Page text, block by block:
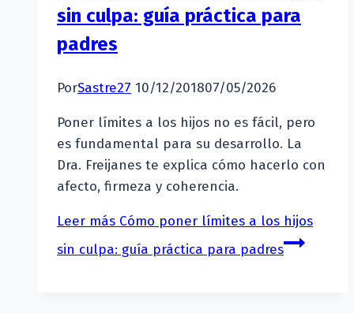
sin culpa: guía práctica para
padres
PorSastre27 10/12/201807/05/2026
Poner límites a los hijos no es fácil, pero
es fundamental para su desarrollo. La
Dra. Freijanes te explica cómo hacerlo con
afecto, firmeza y coherencia.
Leer más Cómo poner límites a los hijos
sin culpa: guía práctica para padres